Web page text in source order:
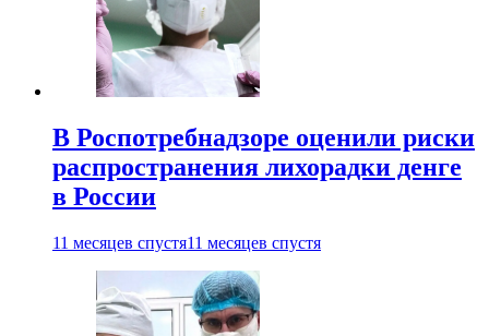
В Роспотребнадзоре оценили риски
распространения лихорадки денге
в России
11 месяцев спустя11 месяцев спустя